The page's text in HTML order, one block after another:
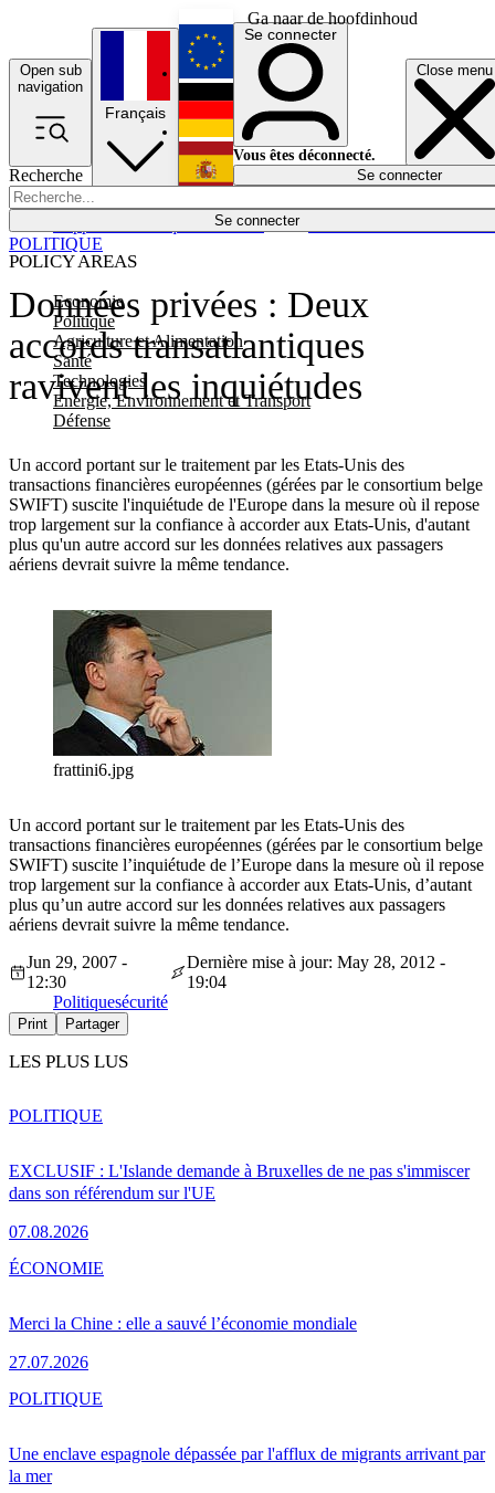
Ga naar de hoofdinhoud
Open sub
navigation
Close menu
Recherche
Se connecter
POLICY AREAS
Economie
Politique
Agriculture et Alimentation
Santé
Technologies
Energie, Environnement et Transport
Défense
Économie
Français
English
Deutsch
Español
Se connecter
Vous êtes déconnecté.
Se connecter
Données privées : Deux
accords transatlantiques
ravivent les inquiétudes
Un accord portant sur le traitement par les Etats-Unis des
transactions financières européennes (gérées par le consortium belge
SWIFT) suscite l'inquiétude de l'Europe dans la mesure où il repose
trop largement sur la confiance à accorder aux Etats-Unis, d'autant
plus qu'un autre accord sur les données relatives aux passagers
aériens devrait suivre la même tendance.
POLITIQUE
frattini6.jpg
Un accord portant sur le traitement par les Etats-Unis des
transactions financières européennes (gérées par le consortium belge
SWIFT) suscite l’inquiétude de l’Europe dans la mesure où il repose
trop largement sur la confiance à accorder aux Etats-Unis, d’autant
plus qu’un autre accord sur les données relatives aux passagers
aériens devrait suivre la même tendance.
Jun 29, 2007 -
12:30
Dernière mise à jour: May 28, 2012 -
19:04
Politiquesécurité
Print Partager
LES PLUS LUS
EXCLUSIF : L'Islande demande à Bruxelles de ne pas s'immiscer
dans son référendum sur l'UE
07.08.2026
POLITIQUE
Merci la Chine : elle a sauvé l’économie mondiale
27.07.2026
ÉCONOMIE
Une enclave espagnole dépassée par l'afflux de migrants arrivant par
la mer
POLITIQUE